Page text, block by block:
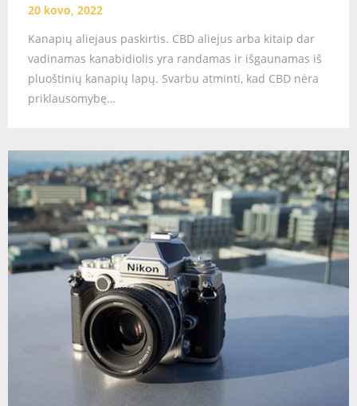
20 kovo, 2022
Kanapių aliejaus paskirtis. CBD aliejus arba kitaip dar
vadinamas kanabidiolis yra randamas ir išgaunamas iš
pluoštinių kanapių lapų. Svarbu atminti, kad CBD nėra
priklausomybę…